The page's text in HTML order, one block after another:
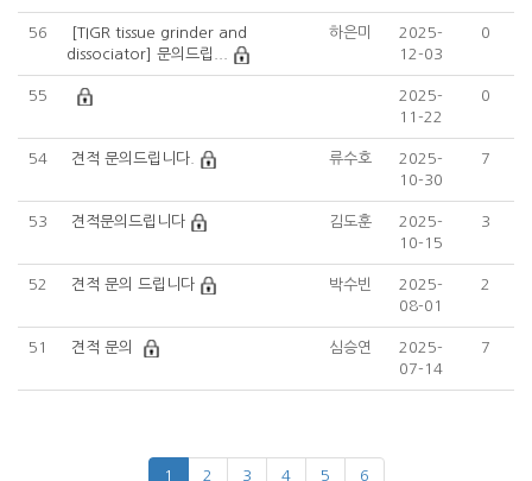
56
[TIGR tissue grinder and
dissociator] 문의드립...
하은미
2025-
12-03
0
55
2025-
11-22
0
54 견적 문의드립니다. 류수호
2025-
10-30
7
53 견적문의드립니다 김도훈
2025-
10-15
3
52 견적 문의 드립니다 박수빈
2025-
08-01
2
51 견적 문의 심승연
2025-
07-14
7
1 2 3 4 5 6